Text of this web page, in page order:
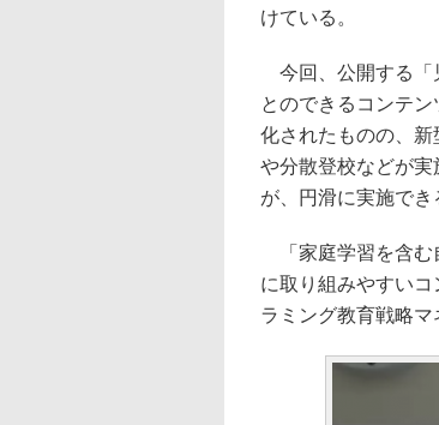
けている。
今回、公開する「
とのできるコンテ
化されたものの、
や分散登校などが
が、円滑に実施でき
「家庭学習を含む
に取り組みやすい
ラミング教育戦略マ